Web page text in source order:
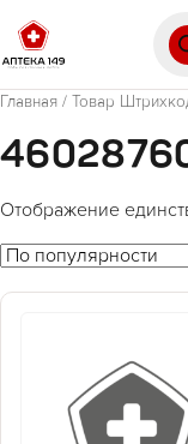
Главная / Товар
Отображение